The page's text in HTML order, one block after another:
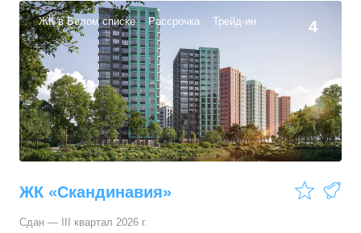
34,71–49,54м² 22 предложения
2-комн. кв.
50,6–60,29
3-комн. кв. от16 491 230 ₽
74,3–94,8м² 22 предложения
ЖК в Белом списке Рассрочка Трейд-ин 4
ЖК «Скандинавия»
Сдан — III квартал 2026 г.